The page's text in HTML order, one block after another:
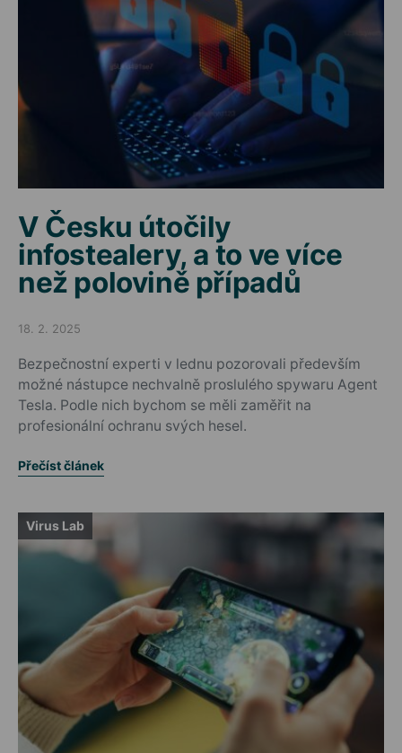
V Česku útočily
infostealery, a to ve více
než polovině případů
Posted on
18. 2. 2025
Bezpečnostní experti v lednu pozorovali především
možné nástupce nechvalně proslulého spywaru Agent
Tesla. Podle nich bychom se měli zaměřit na
profesionální ochranu svých hesel.
Přečíst článek
Virus Lab